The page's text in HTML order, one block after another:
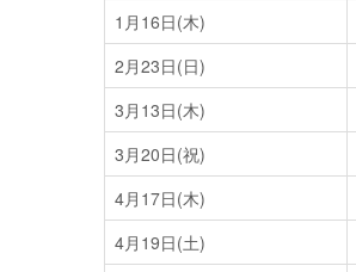
1月16日(木)
2月23日(日)
3月13日(木)
3月20日(祝)
4月17日(木)
4月19日(土)